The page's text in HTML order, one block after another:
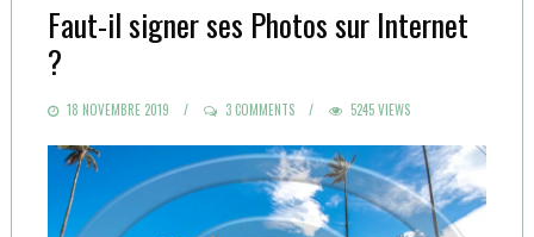
Faut-il signer ses Photos sur Internet
?
POSTED
18 NOVEMBRE 2019 3 COMMENTS 5245 VIEWS